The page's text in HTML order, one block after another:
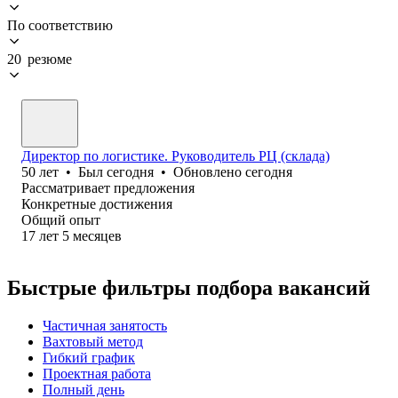
По соответствию
20 резюме
Директор по логистике. Руководитель РЦ (склада)
50 лет • Был сегодня • Обновлено сегодня
Рассматривает предложения
Конкретные достижения
Общий опыт
17 лет 5 месяцев
Быстрые фильтры подбора вакансий
Частичная занятость
Вахтовый метод
Гибкий график
Проектная работа
Полный день